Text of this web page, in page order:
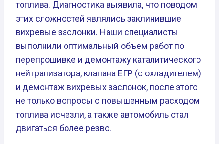
топлива. Диагностика выявила, что поводом
этих сложностей являлись заклинившие
вихревые заслонки. Наши специалисты
выполнили оптимальный объем работ по
перепрошивке и демонтажу каталитического
нейтрализатора, клапана ЕГР (с охладителем)
и демонтаж вихревых заслонок, после этого
не только вопросы с повышенным расходом
топлива исчезли, а также автомобиль стал
двигаться более резво.